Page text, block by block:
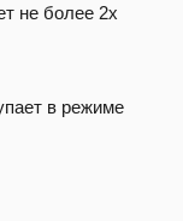
не более 2х
в режиме